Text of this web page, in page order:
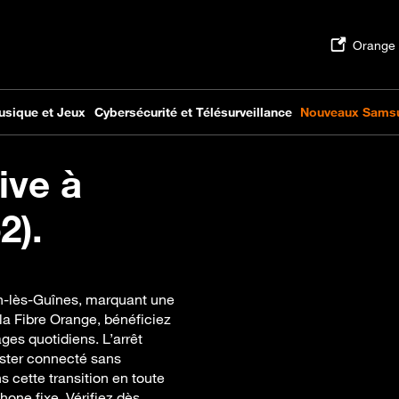
à
lès-Guînes, marquant une
Fibre Orange, bénéficiez
quotidiens. L’arrêt
connecté sans
cette transition en toute